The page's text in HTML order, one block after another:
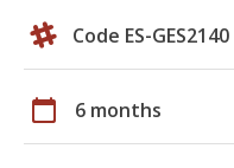
Code ES-GES2140
calendar_today 6 months